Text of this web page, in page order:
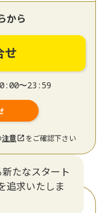
から
せ
〜23:59
注意 をご確認下さい
たなスタート
追求いたしま